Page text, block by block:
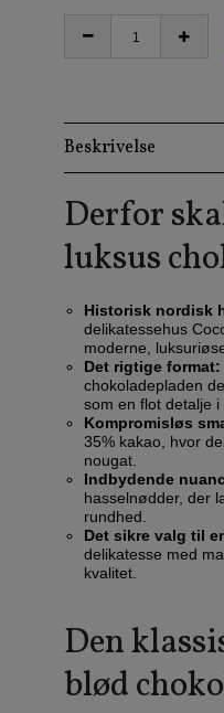
Beskrivelse
Derfor
luksus
Historisk nordisk
delikatessehus
moderne,
Det rigtige format:
chokoladepladen
som en flot detalje i
Kompromisløs
35% kakao, hvor
nougat.
Indbydende
hasselnødder, der
rundhed.
Det sikre valg til
delikatesse med
kvalitet.
Den
blød